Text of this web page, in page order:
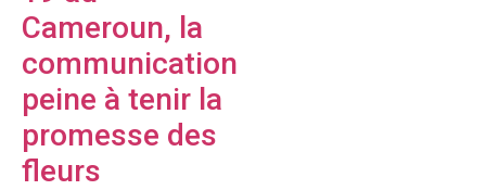
Cameroun, la
communication
peine à tenir la
promesse des
fleurs